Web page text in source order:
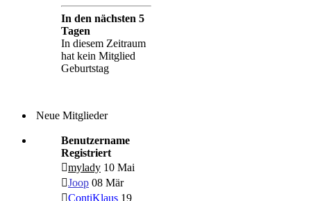
In den nächsten 5
Tagen
In diesem Zeitraum
hat kein Mitglied
Geburtstag
Neue Mitglieder
Benutzername
Registriert
mylady 10 Mai
Joop 08 Mär
ContiKlaus 19